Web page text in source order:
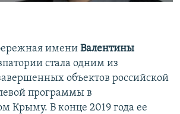
имени Валентины
стала одним из
объектов российской
программы в
Крыму. В конце 2019 года ее